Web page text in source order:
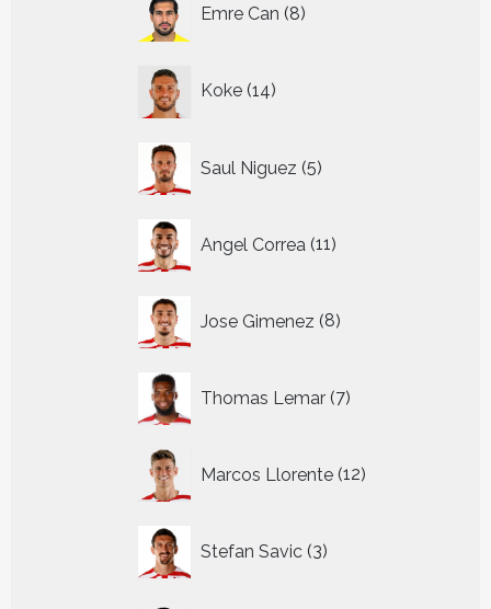
Emre Can 8
producten
Koke 14
producten
Saul Niguez 5
producten
Angel Correa 11
producten
Jose Gimenez 8
producten
Thomas Lemar 7
producten
Marcos Llorente 12
producten
Stefan Savic 3
producten